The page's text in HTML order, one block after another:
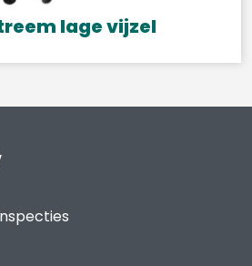
lage vijzel